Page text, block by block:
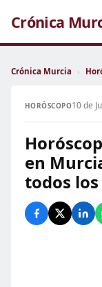
Crónica
Crónica Murcia ›
HORÓSCOPO10 de
en
todos